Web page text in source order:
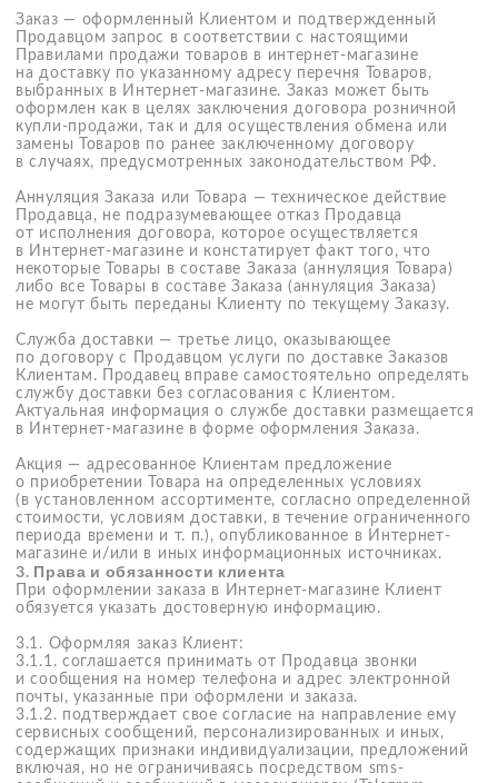
чат Whatsapp или Telegram+7 (926) 506-09-05.
3.5. ООО «РИДА Косметикс» не отвечает за возможную
потерю или порчу данных, а также другие возможные
последствия, которые могут возникнуть из-за нарушения
Пользователем положений настоящих Правил.
4. Права и обязанности продавца
4.1. Продавец обязуется защищать регистрационную
информацию Клиента.
4.2. Продавец обязуется не разглашать регистрационную
информацию Клиента третьим лицам, кроме случаев,
предусмотренных действующим законодательством
и настоящими Правилами.
4.3. Продавец не несёт ответственности
регистрационной информации другим Клиентам.
4.4. В случае нарушения Клиентом условий настоящих
Правил, либо действующего законодательства РФ,
Продавец оставляет за собой право передачи
регистрационной информации, IP адреса, любой другой
информации заинтересованным лицам
4.5. Продавец вправе использовать информацию
о действиях Клиента в целях улучшения работы
Интернет-магазина.
4.6. Продавец оставляет за собой право закрыть,
его части путем внесения соответствующих изменений
в настоящие правила без предварительного уведомления
Клиента. Указанные изменения вступают в силу с даты
размещения на Сайте новой редакции Правил.
5. Программа лояльности
Действующая программа лояльности включает в себя
привилегии в виде скидок на товары, устанавливаемые
Продавцом по своему усмотрению.
6. Заключительные положения
размещения на Сайте https://www.meisense.com
действуют до момента их отзыва Продавцом.
6.2. Продавец оставляет за собой право внести изменения
в условия Правил и/или отозвать Правила в любой
момент по своему усмотрению. Покупатель соглашается
и признает, что внесение изменений в настоящие Правила
влечёт за собой внесение этих изменений в заключенный
и действующий между Продавцом и Покупателем
Договор, и эти изменения в Договоре вступают в силу
одновременно с такими изменениями в настоящих
Правилах.
6.3. Указанные в Правилах обязательные для Сторон
условия дополняются и изменяются Продавцом
Покупателей посредством размещения новой редакции
на Сайтеhttps://www.meisense.com .
7. Доставка и оплата
7. Доставка и оплата
7.1. Как сделать заказ ( Как оформить заказ на сайте)
7.1.1. Выберите нужный товар и его количество нажмите
кнопку «Добавить в корзину».
7.1.2. Перейдите в раздел «Корзина».
7.1.3. Нажмите кнопку «Оформить заказ».
7.1.4. Укажите Ваши контактные данные или контактные
данные получателя (Ф.И.О. получателя, телефон,